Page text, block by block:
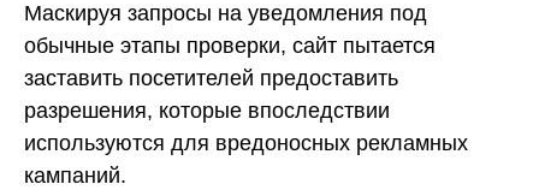
Маскируя запросы на уведомления под
обычные этапы проверки, сайт пытается
заставить посетителей предоставить
разрешения, которые впоследствии
используются для вредоносных рекламных
кампаний.